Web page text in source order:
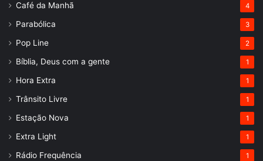
Café da Manhã 4
Parabólica 3
Pop Line 2
Bíblia, Deus com a gente 1
Hora Extra 1
Trânsito Livre 1
Estação Nova 1
Extra Light 1
Rádio Frequência 1